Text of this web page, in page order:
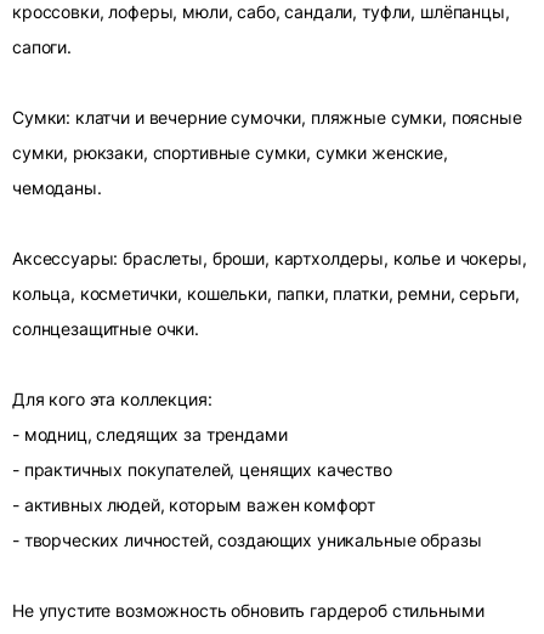
кроссовки, лоферы, мюли, сабо, сандали, туфли, шлёпанцы,
сапоги.
Сумки: клатчи и вечерние сумочки, пляжные сумки, поясные
сумки, рюкзаки, спортивные сумки, сумки женские,
чемоданы.
Аксессуары: браслеты, броши, картхолдеры, колье и чокеры,
кольца, косметички, кошельки, папки, платки, ремни, серьги,
солнцезащитные очки.
Для кого эта коллекция:
- модниц, следящих за трендами
- практичных покупателей, ценящих качество
- активных людей, которым важен комфорт
- творческих личностей, создающих уникальные образы
Не упустите возможность обновить гардероб стильными